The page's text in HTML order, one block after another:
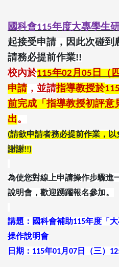
國科會115年度大專學生
起接受申請，因此次碰到
請務必提前作業!!
校內於115年02月05日（
申請，並請指導教授於115
前完成「指導教授初評意
出。
(請欲申請者務必提前作業，以
謝謝!!)
為使您對線上申請操作步驟進
說明會，歡迎踴躍報名參加。
講題：國科會補助115年度「
操作說明會
日期： 115年01月 07 日（三）